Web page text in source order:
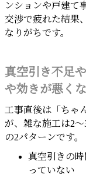
ンションや戸建て
交渉で疲れた結果
なりがちです。
真空引き不足
や効きが悪く
工事直後は「ちゃ
が、雑な施工は2
の2パターンです。
真空引きの
っていない